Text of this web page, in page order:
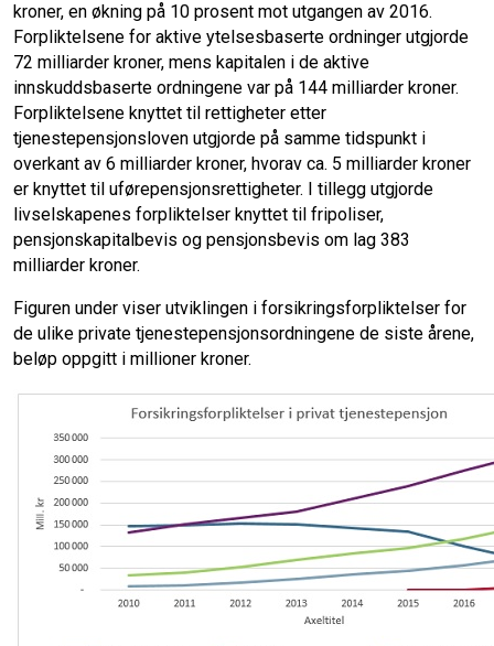
kroner, en økning på 10 prosent mot utgangen av 2016.
Forpliktelsene for aktive ytelsesbaserte ordninger utgjorde
72 milliarder kroner, mens kapitalen i de aktive
innskuddsbaserte ordningene var på 144 milliarder kroner.
Forpliktelsene knyttet til rettigheter etter
tjenestepensjonsloven utgjorde på samme tidspunkt i
overkant av 6 milliarder kroner, hvorav ca. 5 milliarder kroner
er knyttet til uførepensjonsrettigheter. I tillegg utgjorde
livselskapenes forpliktelser knyttet til fripoliser,
pensjonskapitalbevis og pensjonsbevis om lag 383
milliarder kroner.
Figuren under viser utviklingen i forsikringsforpliktelser for
de ulike private tjenestepensjonsordningene de siste årene,
beløp oppgitt i millioner kroner.